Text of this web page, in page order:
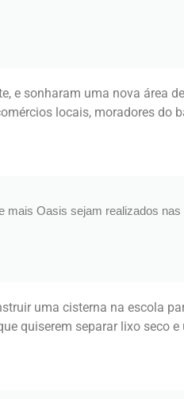
e sonharam uma nova área
locais, moradores do
mais Oasis sejam realizados
uma cisterna na escola
quiserem separar lixo seco